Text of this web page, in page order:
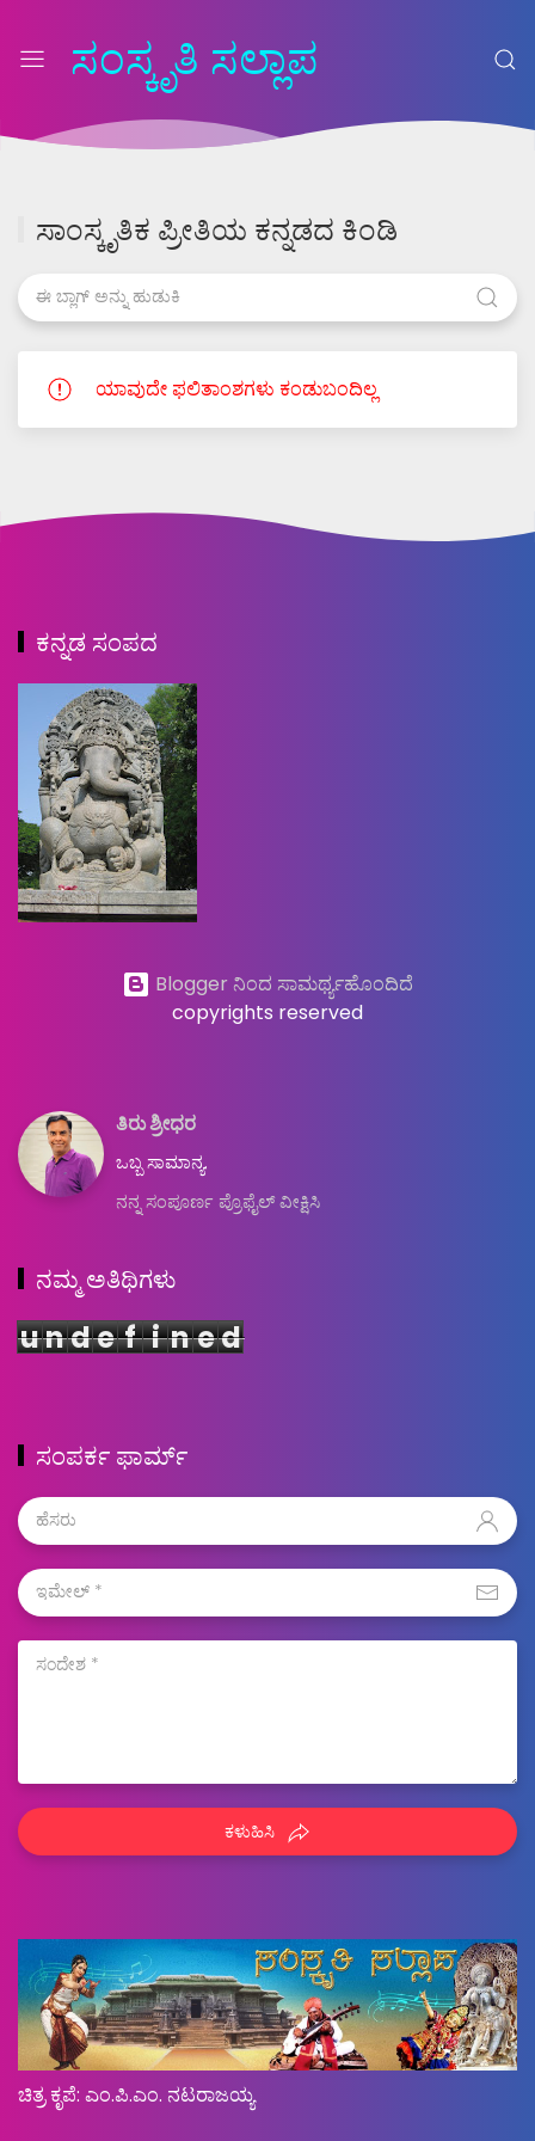
ಸಂಸ್ಕೃತಿ ಸಲ್ಲಾಪ
ಸಾಂಸ್ಕೃತಿಕ ಪ್ರೀತಿಯ ಕನ್ನಡದ ಕಿಂಡಿ
ಯಾವುದೇ ಫಲಿತಾಂಶಗಳು ಕಂಡುಬಂದಿಲ್ಲ
ಕನ್ನಡ ಸಂಪದ
Blogger ನಿಂದ ಸಾಮರ್ಥ್ಯಹೊಂದಿದೆ
copyrights reserved
ತಿರು ಶ್ರೀಧರ
ಒಬ್ಬ ಸಾಮಾನ್ಯ.
ನನ್ನ ಸಂಪೂರ್ಣ ಪ್ರೊಫೈಲ್ ವೀಕ್ಷಿಸಿ
ನಮ್ಮ ಅತಿಥಿಗಳು
unde f i ned
ಸಂಪರ್ಕ ಫಾರ್ಮ್
ಕಳುಹಿಸಿ
ಚಿತ್ರ ಕೃಪೆ: ಎಂ.ಪಿ.ಎಂ. ನಟರಾಜಯ್ಯ